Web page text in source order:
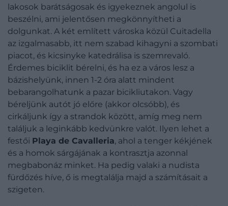
lakosok barátságosak és igyekeznek angolul is
beszélni, ami jelentősen megkönnyítheti a
dolgunkat. A két említett városka közül Cuitadella
az izgalmasabb, itt nem szabad kihagyni a szombati
piacot, és kicsinyke katedrálisa is szemrevaló.
Érdemes biciklit bérelni, és ha ez a város lesz a
bázishelyünk, innen 1-2 óra alatt mindent
bebarangolhatunk a pazar bicikliutakon. Vagy
béreljünk autót jó előre (akkor olcsóbb), és
cirkáljunk így a strandok között, amíg meg nem
találjuk a leginkább kedvünkre valót. Ilyen lehet a
festői Playa de Cavalleria, ahol a tenger kékjének
és a homok sárgájának a kontrasztja azonnal
megbabonáz minket. Ha pedig valaki a nudista
fürdőzés híve, ő is megtalálja majd a számításait a
szigeten.